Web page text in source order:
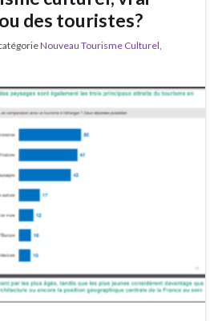
des touristes?
Nouveau Tourisme Culturel,